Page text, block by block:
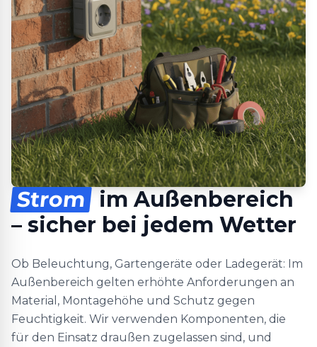
Strom
im Außenbereich
– sicher bei jedem Wetter
Ob Beleuchtung, Gartengeräte oder Ladegerät: Im
Außenbereich gelten erhöhte Anforderungen an
Material, Montagehöhe und Schutz gegen
Feuchtigkeit. Wir verwenden Komponenten, die
für den Einsatz draußen zugelassen sind, und